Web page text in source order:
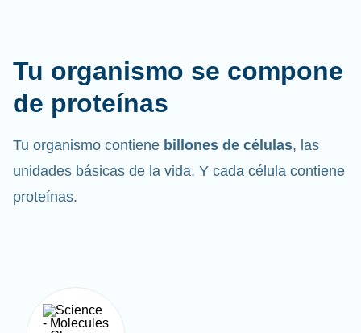
Tu organismo se compone
de proteínas
Tu organismo contiene billones de células, las
unidades básicas de la vida. Y cada célula contiene
proteínas.